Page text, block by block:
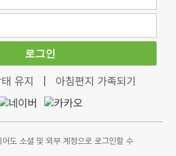
로그인
유지 아침편지 가족되기
어도 소셜 및 외부 계정으로 로그인할 수